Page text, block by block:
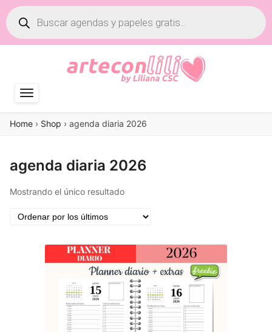
Búsqueda
de
productos
Home › Shop › agenda diaria 2026
agenda diaria 2026
Mostrando el único resultado